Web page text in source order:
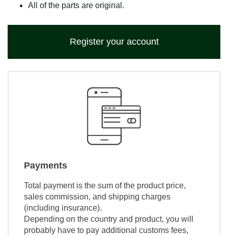
All of the parts are original.
Register your account
Payments
Total payment is the sum of the product price,
sales commission, and shipping charges
(including insurance).
Depending on the country and product, you will
probably have to pay additional customs fees,